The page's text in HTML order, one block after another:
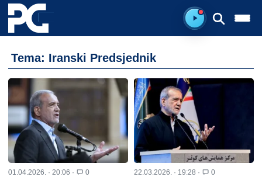
Spreman za
Tema: Iranski Predsjednik
01.04.2026. · 20:06 · 0 22.03.2026. · 19:28 · 0